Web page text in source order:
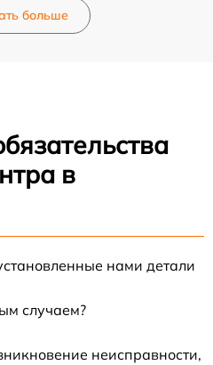
больше
в
нами детали
случаем?
неисправности,